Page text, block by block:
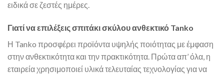
ειδικά σε ζεστές ημέρες.
Γιατί να επιλέξεις σπιτάκι σκύλου ανθεκτικό Tanko
Η Tanko προσφέρει προϊόντα υψηλής ποιότητας με έμφαση
στην ανθεκτικότητα και την πρακτικότητα. Πρώτα απ’ όλα, η
εταιρεία χρησιμοποιεί υλικά τελευταίας τεχνολογίας για να